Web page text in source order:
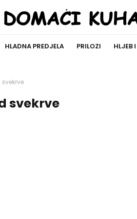
HLADNA PREDJELA PRILOZI HLJEB
svekrve